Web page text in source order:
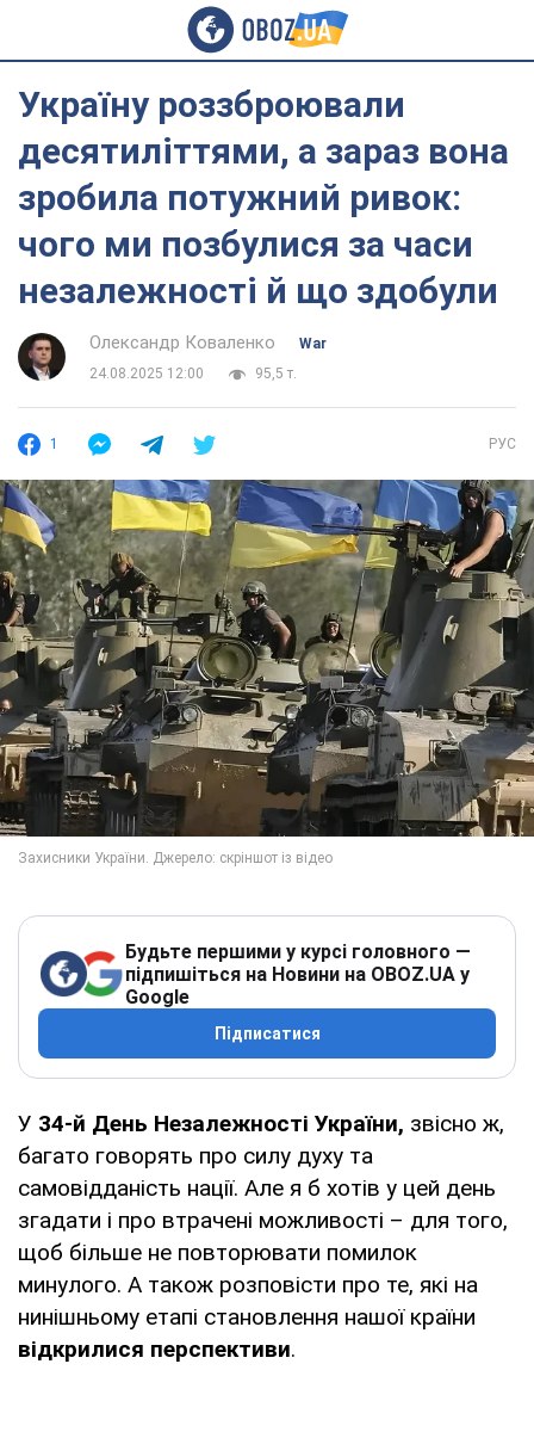
Україну роззброювали
десятиліттями, а зараз вона
зробила потужний ривок:
чого ми позбулися за часи
незалежності й що здобули
Олександр Коваленко
War
24.08.2025 12:00
95,5 т.
1 РУС
Будьте першими у курсі головного —
підпишіться на Новини на OBOZ.UA у
Google
Підписатися
У 34-й День Незалежності України, звісно ж,
багато говорять про силу духу та
самовідданість нації. Але я б хотів у цей день
згадати і про втрачені можливості – для того,
щоб більше не повторювати помилок
минулого. А також розповісти про те, які на
нинішньому етапі становлення нашої країни
відкрилися перспективи.